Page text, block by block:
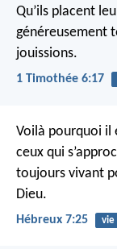
Qu’ils placent
généreusement
jouissions.
1 Timothée 6:17
Voilà pourquoi il
ceux qui
toujours vivant
Dieu.
Hébreux 7:25 vie